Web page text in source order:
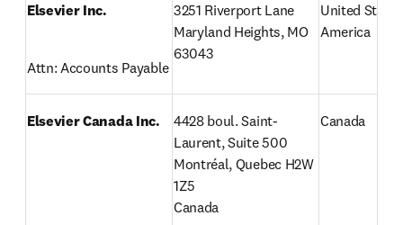
Elsevier Inc.
Attn: Accounts Payable
3251 Riverport Lane
Maryland Heights, MO
63043
United
America
Elsevier Canada Inc.
4428 boul. Saint-
Laurent, Suite 500
Montréal, Quebec H2W
1Z5
Canada
Canada